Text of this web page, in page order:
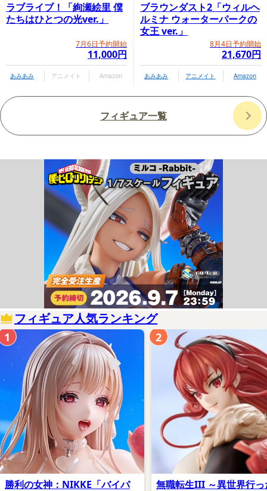
ラブライブ！「絢瀬絵里 僕
たちはひとつの光ver.」
7月6日予約開始
11,000円
あみあみ アニメイト Amazon
ブラウンダスト2「ウィルヘ
ルミナ ウォーターパークの
女王 ver.」
8月4日予約開始
21,670円
あみあみ アニメイト Amazon
フィギュア一覧
フィギュア人気ランキング
勝利の女神：NIKKE「バイパ
1
無職転生III ～異世界行っ
2